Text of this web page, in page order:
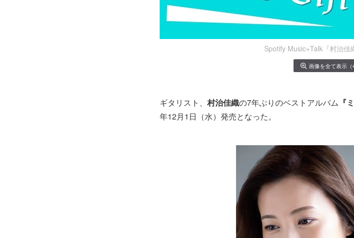
Spotify Music+Talk『村治佳
画像を全て表示（
ギタリスト、 村治佳織の7年ぶりのベストアルバム 『
年12月1日（水）発売となった。